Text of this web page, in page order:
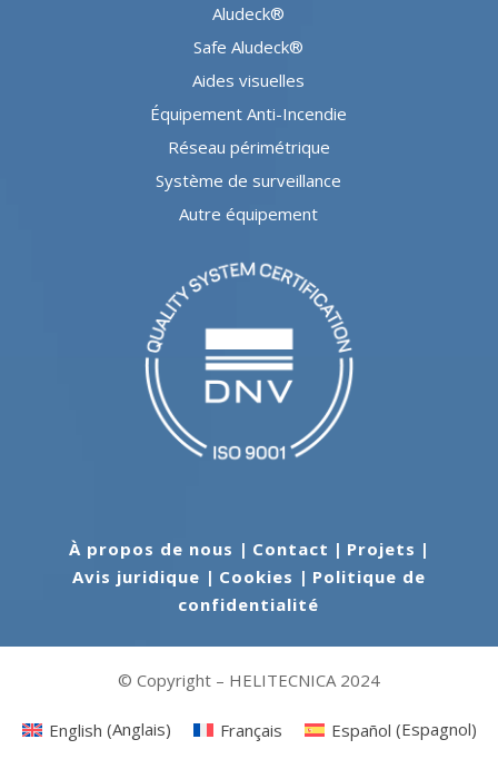
Aludeck®
Safe Aludeck®
Aides visuelles
Équipement Anti-Incendie
Réseau périmétrique
Système de surveillance
Autre équipement
À propos de nous | Contact | Projets |
Avis juridique | Cookies | Politique de
confidentialité
© Copyright – HELITECNICA 2024
English (Anglais) Français Español (Espagnol)